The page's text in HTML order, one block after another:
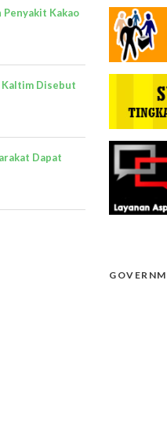
Penyakit Kakao
Kaltim Disebut
Dapat